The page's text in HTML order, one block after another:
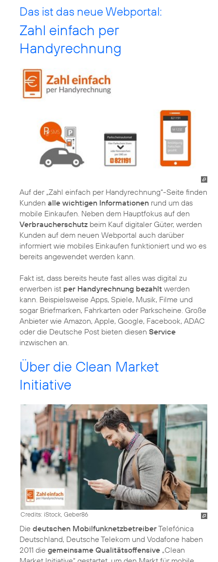
Das ist das neue Webportal:
Zahl einfach per
Handyrechnung
Auf der „Zahl einfach per Handyrechnung“-Seite finden
Kunden alle wichtigen Informationen rund um das
mobile Einkaufen. Neben dem Hauptfokus auf den
Verbraucherschutz beim Kauf digitaler Güter, werden
Kunden auf dem neuen Webportal auch darüber
informiert wie mobiles Einkaufen funktioniert und wo es
bereits angewendet werden kann.
Fakt ist, dass bereits heute fast alles was digital zu
erwerben ist per Handyrechnung bezahlt werden
kann. Beispielsweise Apps, Spiele, Musik, Filme und
sogar Briefmarken, Fahrkarten oder Parkscheine. Große
Anbieter wie Amazon, Apple, Google, Facebook, ADAC
oder die Deutsche Post bieten diesen Service
inzwischen an.
Über die Clean Market
Initiative
Credits: iStock, Geber86
Die deutschen MobilfunknetzbetreiberTelefónica
Deutschland, Deutsche Telekom und Vodafone haben
2011 die gemeinsame Qualitätsoffensive „Clean